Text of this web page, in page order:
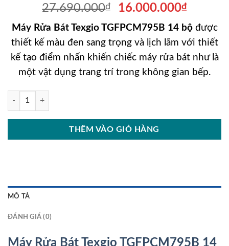
27.690.000₫
Giá
là:
27.690.000₫.
16.000.000₫Giá
tại
là:
Máy Rửa Bát Texgio TGFPCM795B 14 bộđược
thiết kế màu đen sang trọng và lịch lãm với thiết
kế tạo điểm nhấn khiến chiếc máy rửa bát như là
một vật dụng trang trí trong không gian bếp.
Máy Rửa Bát Texgio TGFPCM795B 14 bộ số lượng
THÊM VÀO GIỎ HÀNG
MÔ TẢ
ĐÁNH GIÁ (0)
Máy Rửa Bát Texgio TGFPCM795B 14